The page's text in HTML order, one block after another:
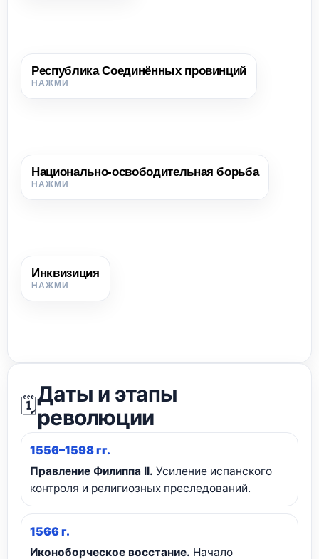
Республика Соединённых провинций
Республика Соединённых провинций
Независимое государство, образованное северными
Национально-освободительная борьба
Национально-освободительная борьба
Борьба народа против иностранного господства за
Инквизиция
Церковный суд, преследовавший протестантов и других
🗓️Даты и этапы
революции
1556–1598 гг.
Правление Филиппа II. Усиление испанского
контроля и религиозных преследований.
1566 г.
Иконоборческое восстание. Начало